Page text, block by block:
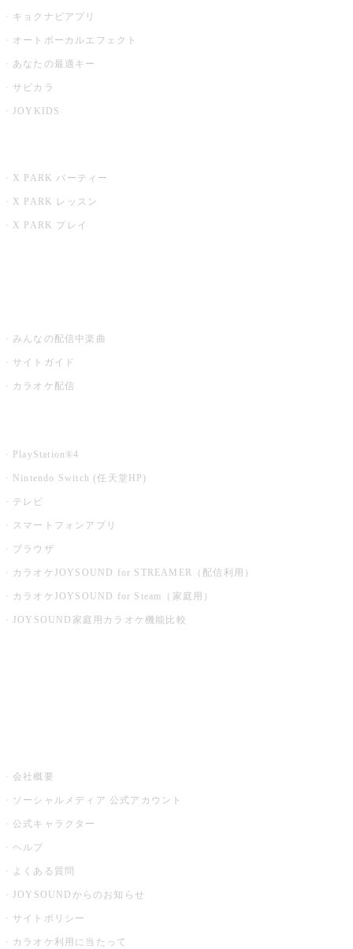
キョクナビアプリ
オートボーカルエフェクト
あなたの最適キー
サビカラ
JOYKIDS
X PARK パーティー
X PARK レッスン
X PARK プレイ
みんなの配信中楽曲
サイトガイド
カラオケ配信
PlayStation®4
Nintendo Switch (任天堂HP)
テレビ
スマートフォンアプリ
ブラウザ
カラオケJOYSOUND for STREAMER（配信利用）
カラオケJOYSOUND for Steam（家庭用）
JOYSOUND家庭用カラオケ機能比較
会社概要
ソーシャルメディア 公式アカウント
公式キャラクター
ヘルプ
よくある質問
JOYSOUNDからのお知らせ
サイトポリシー
カラオケ利用に当たって